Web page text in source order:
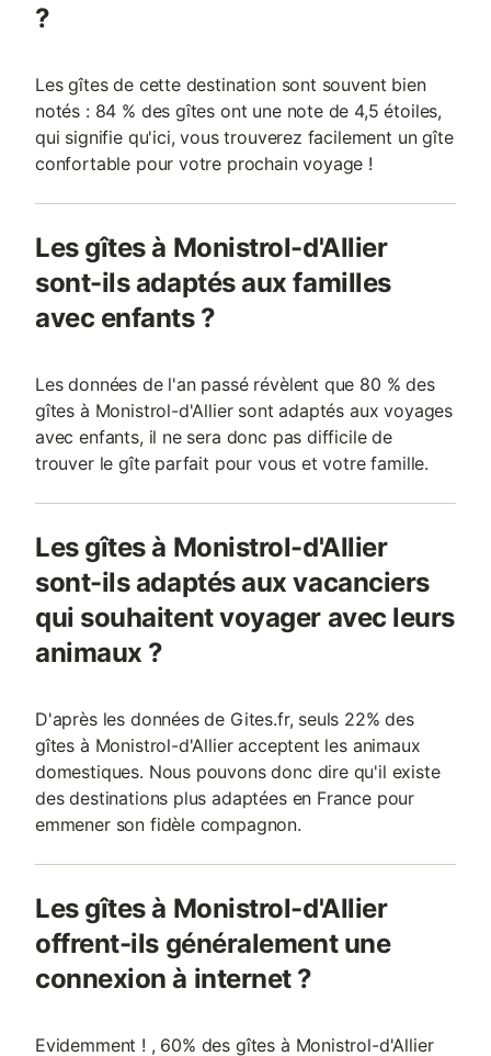
?
Les gîtes de cette destination sont souvent bien
notés : 84 % des gîtes ont une note de 4,5 étoiles,
qui signifie qu'ici, vous trouverez facilement un gîte
confortable pour votre prochain voyage !
Les gîtes à Monistrol-d'Allier
sont-ils adaptés aux familles
avec enfants ?
Les données de l'an passé révèlent que 80 % des
gîtes à Monistrol-d'Allier sont adaptés aux voyages
avec enfants, il ne sera donc pas difficile de
trouver le gîte parfait pour vous et votre famille.
Les gîtes à Monistrol-d'Allier
sont-ils adaptés aux vacanciers
qui souhaitent voyager avec leurs
animaux ?
D'après les données de Gites.fr, seuls 22% des
gîtes à Monistrol-d'Allier acceptent les animaux
domestiques. Nous pouvons donc dire qu'il existe
des destinations plus adaptées en France pour
emmener son fidèle compagnon.
Les gîtes à Monistrol-d'Allier
offrent-ils généralement une
connexion à internet ?
Evidemment ! , 60% des gîtes à Monistrol-d'Allier